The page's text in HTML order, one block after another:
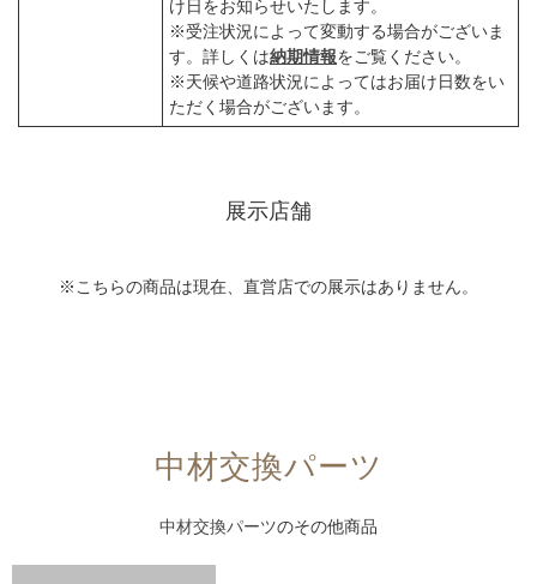
け日をお知らせいたします。
※受注状況によって変動する場合がございま
す。詳しくは納期情報をご覧ください。
※天候や道路状況によってはお届け日数をい
ただく場合がございます。
展示店舗
※こちらの商品は現在、直営店での展示はありません。
中材交換パーツ
中材交換パーツのその他商品